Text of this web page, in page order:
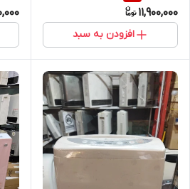
11,900,000
افزودن به سبد